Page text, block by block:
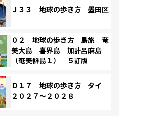
Ｊ３３ 地球の歩き方 墨田区
０２ 地球の歩き方 島旅 奄
美大島 喜界島 加計呂麻島
（奄美群島１） ５訂版
Ｄ１７ 地球の歩き方 タイ
２０２７～２０２８